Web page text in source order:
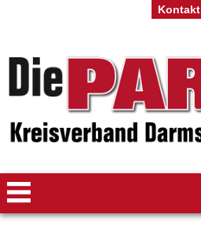
Kontakt